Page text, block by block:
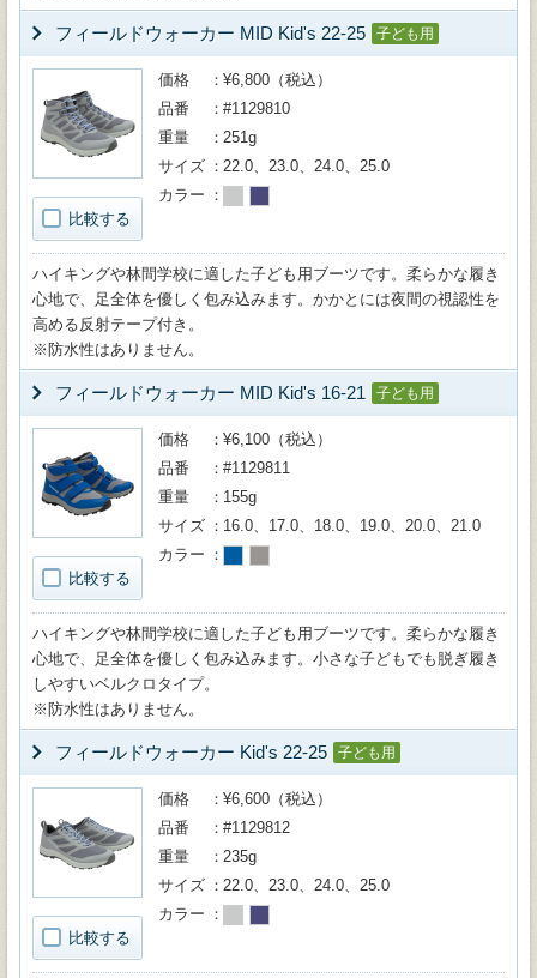
フィールドウォーカー MID Kid's 22-25 子ども用
比較する
価格
¥6,800（税込）
品番
#1129810
重量
251g
サイズ
22.0、23.0、24.0、25.0
カラー
ハイキングや林間学校に適した子ども用ブーツです。柔らかな履き
心地で、足全体を優しく包み込みます。かかとには夜間の視認性を
高める反射テープ付き。
※防水性はありません。
フィールドウォーカー MID Kid's 16-21 子ども用
比較する
価格
¥6,100（税込）
品番
#1129811
重量
155g
サイズ
16.0、17.0、18.0、19.0、20.0、21.0
カラー
ハイキングや林間学校に適した子ども用ブーツです。柔らかな履き
心地で、足全体を優しく包み込みます。小さな子どもでも脱ぎ履き
しやすいベルクロタイプ。
※防水性はありません。
フィールドウォーカー Kid's 22-25 子ども用
比較する
価格
¥6,600（税込）
品番
#1129812
重量
235g
サイズ
22.0、23.0、24.0、25.0
カラー